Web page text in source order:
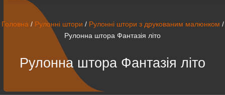
Головна/ Рулонні штори / Рулонні штори з друкованим малюнком /
Рулонна штора Фантазія літо
Рулонна штора Фантазія літо